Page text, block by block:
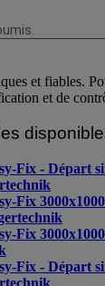
et fiables.
et de
Fix - Départ
Fix
Fix
Fix - Départ